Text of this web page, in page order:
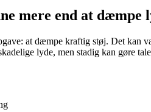
mere end at dæmpe
at dæmpe kraftig støj. Det kan
lyde, men stadig kan gøre